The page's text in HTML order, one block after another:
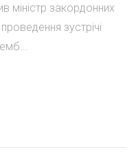
закордонних
зустрічі